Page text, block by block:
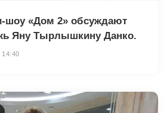
шоу «Дом 2» обсуждают
Яну Тырлышкину Данко.